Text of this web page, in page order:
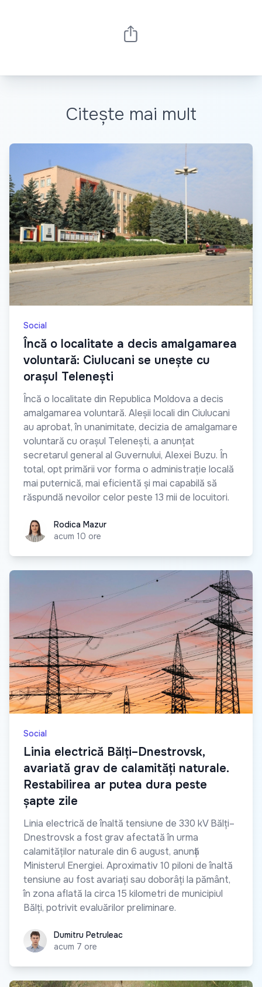
Citește mai mult
Social
Încă o localitate a decis amalgamarea
voluntară: Ciulucani se unește cu
orașul Telenești
Încă o localitate din Republica Moldova a decis
amalgamarea voluntară. Aleșii locali din Ciulucani
au aprobat, în unanimitate, decizia de amalgamare
voluntară cu orașul Telenești, a anunțat
secretarul general al Guvernului, Alexei Buzu. În
total, opt primării vor forma o administrație locală
mai puternică, mai eficientă și mai capabilă să
răspundă nevoilor celor peste 13 mii de locuitori.
Rodica MazurRodica Mazur
acum 10 ore
Social
Linia electrică Bălți–Dnestrovsk,
avariată grav de calamități naturale.
Restabilirea ar putea dura peste
șapte zile
Linia electrică de înaltă tensiune de 330 kV Bălți–
Dnestrovsk a fost grav afectată în urma
calamităților naturale din 6 august, anunță
Ministerul Energiei. Aproximativ 10 piloni de înaltă
tensiune au fost avariați sau doborâți la pământ,
în zona aflată la circa 15 kilometri de municipiul
Bălți, potrivit evaluărilor preliminare.
Dumitru Petruleac
Dumitru Petruleac
acum 7 ore